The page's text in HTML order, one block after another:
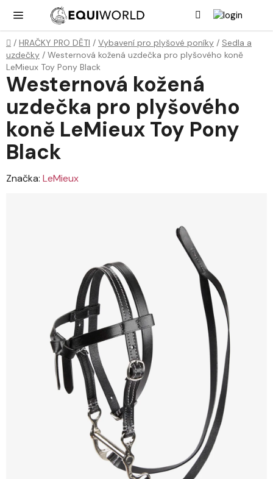
obsah
Domů
/ HRAČKY PRO DĚTI / Vybavení pro plyšové poníky / Sedla a
uzdečky / Westernová kožená uzdečka pro plyšového koně
LeMieux Toy Pony Black
Westernová kožená
uzdečka pro plyšového
koně LeMieux Toy Pony
Black
Značka: LeMieux